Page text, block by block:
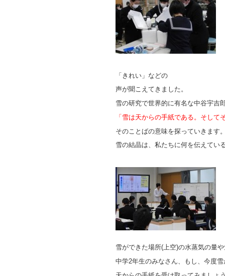
「きれい」などの
声が聞こえてきました。
雪の研究で世界的に有名な中谷宇吉
「雪は天からの手紙である。そして
そのことばの意味を探っていきます
雪の結晶は、私たちに何を伝えてい
雪ができた場所(上空)の水蒸気の量
中学2年生のみなさん、もし、今度